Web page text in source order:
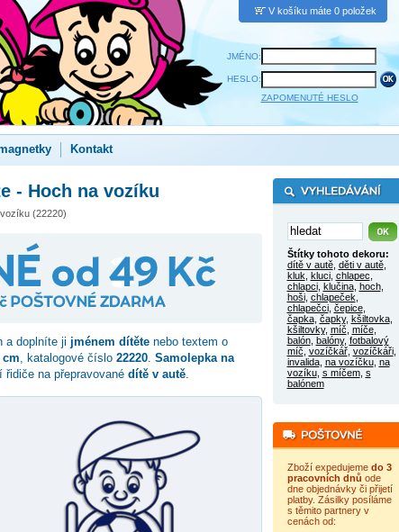
V košíku máte 0 položek
JMÉNO:
HESLO:
ZAPOMENUTÉ HESLO
Kontakt
- Hoch na vozíku
(22220)
a doplníte ji jménem dítětenebo textem o
cm, katalogové číslo 22220. Samolepka na
řidiče na přepravované dítě v autě.
Štítky tohoto dekoru:
dítě v autě, děti v autě,
kluk kluci, chlapec
chlapci, klučina, hoch,
hoši, chlapeček
chlapečci, čepice,
čapka, čapky, kšiltovka,
kšiltovky, míč míče,
balón, balóny, fotbalový
míč vozíčkář, vozíčkáři,
invalida, na vozíčku, na
vozíku, s míčem, s
balónem
Zboží expedujeme do 3
pracovních dnů ode
dne objednávky či přijetí
platby. Zásilky posíláme
s těmito partnery v
cenách od: